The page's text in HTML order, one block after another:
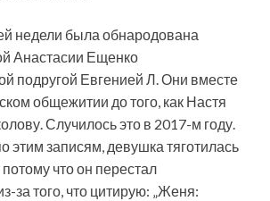
недели была обнародована
Анастасии Ещенко
подругой Евгенией Л. Они вместе
общежитии до того, как Настя
Случилось это в 2017-м году.
этим записям, девушка тяготилась
что он перестал
за того, что цитирую: „Женя: